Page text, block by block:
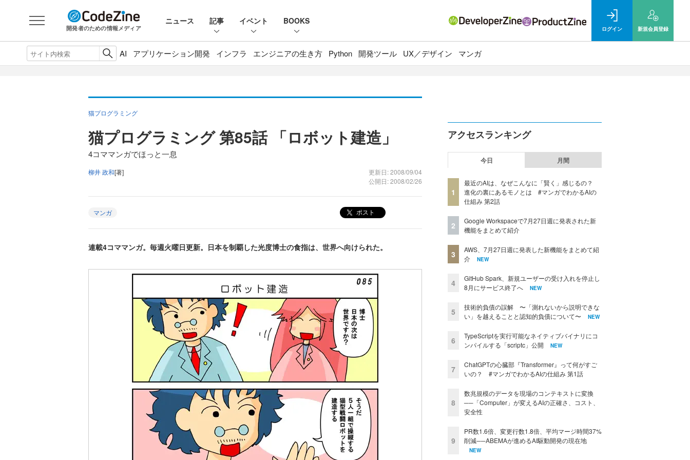
開発者のための情報メディア
ニュース 記事 イベント BOOKS
ログイン 新規会員登録
AI アプリケーション開発 インフラ エンジニアの生き方 Python 開発ツール UX／デザイン マンガ
猫プログラミング
猫プログラミング 第85話 「ロボット建造」
4コママンガでほっと一息
柳井 政和[著]
更新日: 2008/09/04
公開日: 2008/02/26
マンガ ポスト
連載4コママンガ。毎週火曜日更新。日本を制覇した光度博士の食指は、世界へ向けられた。
アクセスランキング
今日 月間
1
最近のAIは、なぜこんなに「賢く」感じるの？
進化の裏にあるモノとは #マンガでわかるAIの
仕組み 第2話
2
Google Workspaceで7月27日週に発表された新
機能をまとめて紹介
3
AWS、7月27日週に発表した新機能をまとめて紹
介
NEW
4
GitHub Spark、新規ユーザーの受け入れを停止し
8月にサービス終了へ
NEW
5
技術的負債の誤解 〜「測れないから説明できな
い」を越えることと認知的負債について〜
NEW
6
TypeScriptを実行可能なネイティブバイナリにコ
ンパイルする「scriptc」公開
NEW
7
ChatGPTの心臓部『Transformer』って何がすご
いの？ #マンガでわかるAIの仕組み 第1話
8
数兆規模のデータを現場のコンテキストに変換
──「Computer」が変えるAIの正確さ、コスト、
安全性
9
PR数1.6倍、変更行数1.8倍、平均マージ時間37%
削減──ABEMAが進めるAI駆動開発の現在地
NEW